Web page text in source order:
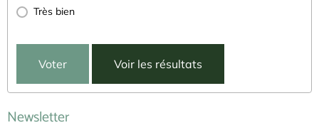
Très bien
Voter Voir les résultats
Newsletter